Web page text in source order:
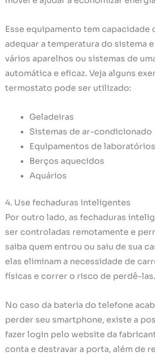
Esse equipamento tem capacidade
adequar a temperatura do sistema
vários aparelhos ou sistemas de
automática e eficaz. Veja alguns
termostato pode ser utilizado:
Geladeiras
Sistemas de ar-condicionado
Equipamentos de laboratórios
Berços aquecidos
Aquários
4. Use fechaduras inteligentes
Por outro lado, as fechaduras
ser controladas remotamente e
saiba quem entrou ou saiu de sua
elas eliminam a necessidade de
físicas e correr o risco de perdê-las.
No caso da bateria do telefone
perder seu smartphone, existe a
fazer login pelo website da
conta e destravar a porta, além de